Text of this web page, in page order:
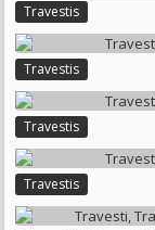
Travestis
Travestis
Travestis
Travestis